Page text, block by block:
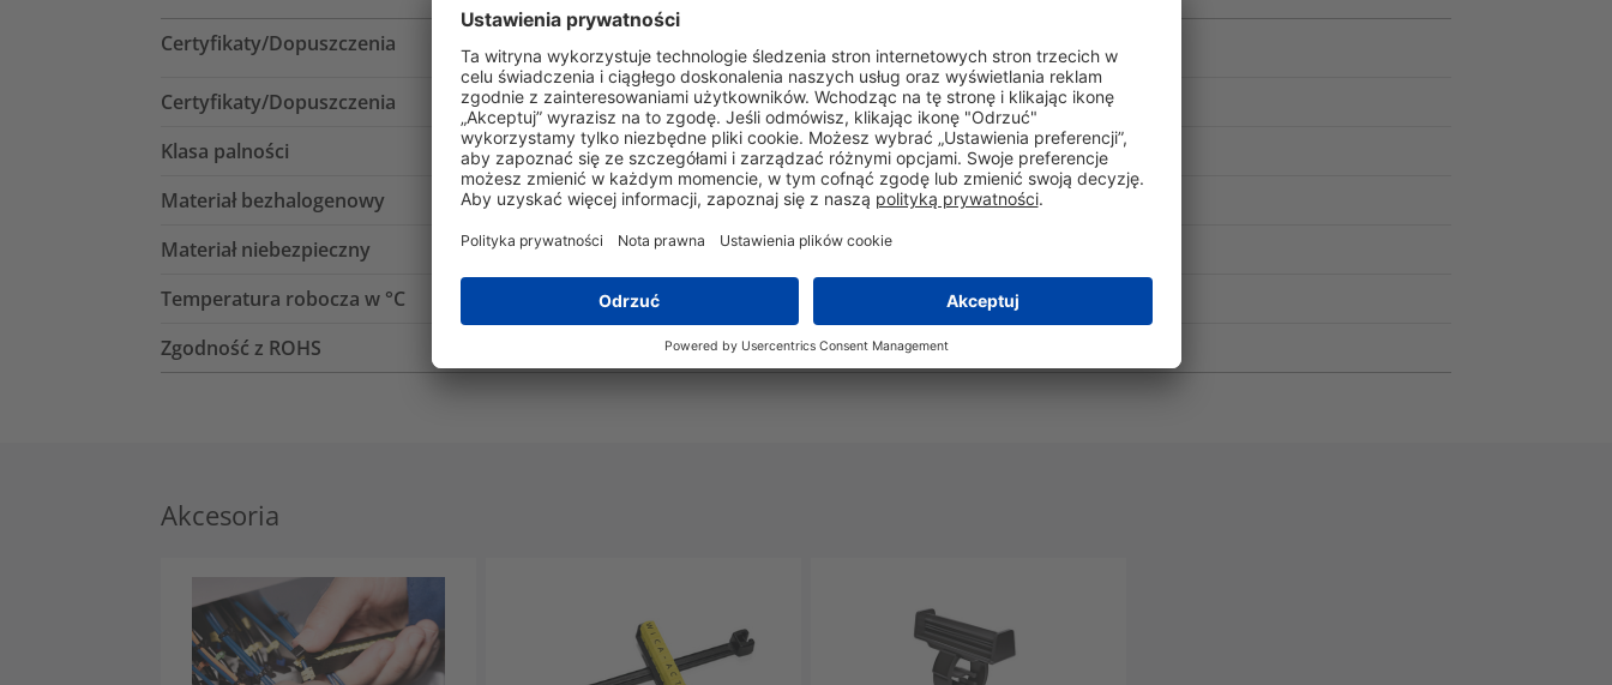
Certyfikaty/Dopuszczenia
Certyfikaty/Dopuszczenia
EN 60062, IEC 304
Klasa palności
UL 94 V0
Materiał bezhalogenowy
Tak
Materiał niebezpieczny
Nie
Temperatura robocza w °C
-40°C do +85°C
Zgodność z ROHS
Tak
Akcesoria